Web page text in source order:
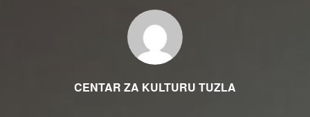
CENTAR ZA KULTURU TUZLA